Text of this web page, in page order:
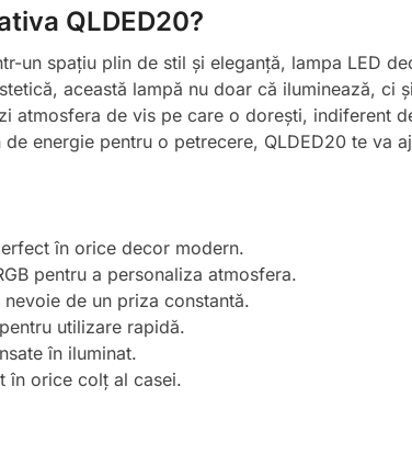
QLDED20?
un spațiu plin de stil și eleganță, lampa LED
această lampă nu doar că iluminează, ci
atmosfera de vis pe care o dorești, indiferent
energie pentru o petrecere, QLDED20 te va
în orice decor modern.
pentru a personaliza atmosfera.
de un priza constantă.
utilizare rapidă.
în iluminat.
în orice colț al casei.